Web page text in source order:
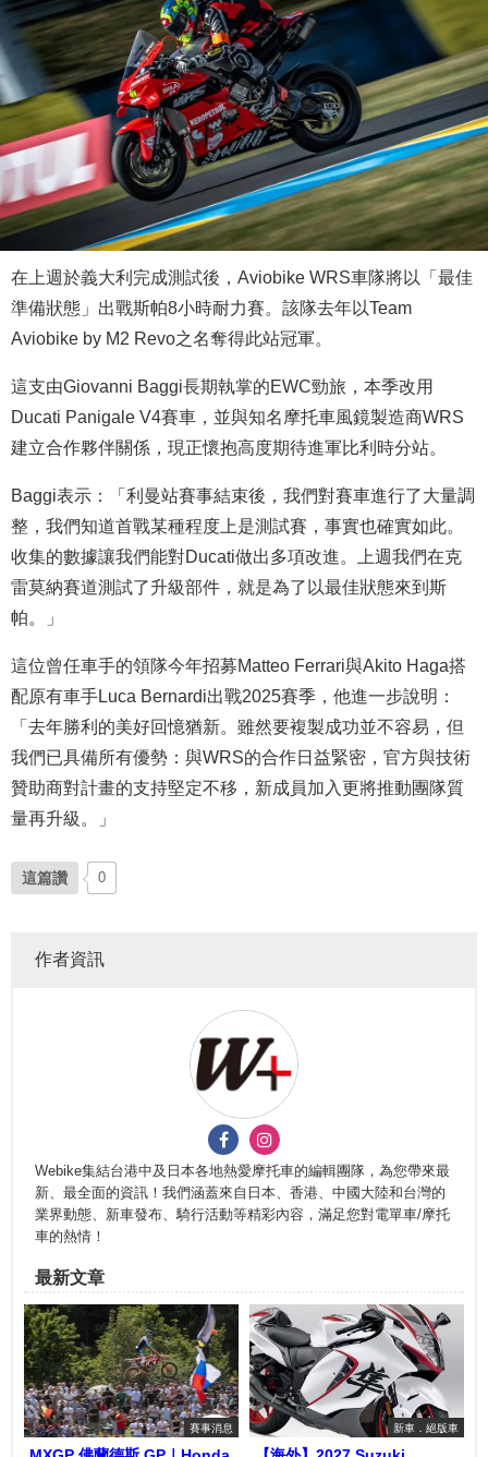
在上週於義大利完成測試後，Aviobike WRS車隊將以「最佳
準備狀態」出戰斯帕8小時耐力賽。該隊去年以Team
Aviobike by M2 Revo之名奪得此站冠軍。
這支由Giovanni Baggi長期執掌的EWC勁旅，本季改用
Ducati Panigale V4賽車，並與知名摩托車風鏡製造商WRS
建立合作夥伴關係，現正懷抱高度期待進軍比利時分站。
Baggi表示：「利曼站賽事結束後，我們對賽車進行了大量調
整，我們知道首戰某種程度上是測試賽，事實也確實如此。
收集的數據讓我們能對Ducati做出多項改進。上週我們在克
雷莫納賽道測試了升級部件，就是為了以最佳狀態來到斯
帕。」
這位曾任車手的領隊今年招募Matteo Ferrari與Akito Haga搭
配原有車手Luca Bernardi出戰2025賽季，他進一步說明：
「去年勝利的美好回憶猶新。雖然要複製成功並不容易，但
我們已具備所有優勢：與WRS的合作日益緊密，官方與技術
贊助商對計畫的支持堅定不移，新成員加入更將推動團隊質
量再升級。」
這篇讚 0
作者資訊
Webike集結台港中及日本各地熱愛摩托車的編輯團隊，為您帶來最
新、最全面的資訊！我們涵蓋來自日本、香港、中國大陸和台灣的
業界動態、新車發布、騎行活動等精彩內容，滿足您對電單車/摩托
車的熱情！
最新文章
賽事消息 新車．絕版車